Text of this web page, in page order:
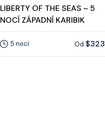
LIBERTY OF THE SEAS – 5
NOCÍ ZÁPADNÍ KARIBIK
5 nocí Od $323